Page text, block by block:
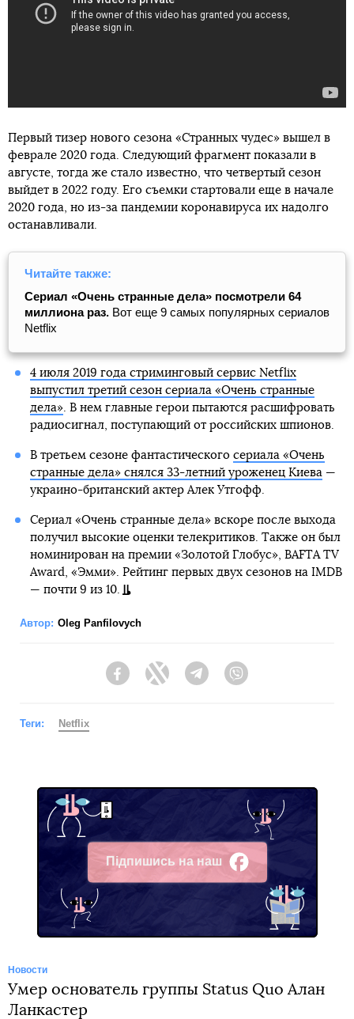
Первый тизер нового сезона «Странных чудес» вышел в
феврале 2020 года. Следующий фрагмент показали в
августе, тогда же стало известно, что четвертый сезон
выйдет в 2022 году. Его съемки стартовали еще в начале
2020 года, но из-за пандемии коронавируса их надолго
останавливали.
Читайте также:
Cериал «Очень странные дела» посмотрели 64
миллиона раз. Вот еще 9 самых популярных сериалов
Netflix
4 июля 2019 года стриминговый сервис Netflix
выпустил третий сезон сериала «Очень странные
дела». В нем главные герои пытаются расшифровать
радиосигнал, поступающий от российских шпионов.
В третьем сезоне фантастического сериала «Очень
странные дела» снялся 33-летний уроженец Киева —
украино-британский актер Алек Утгофф.
Сериал «Очень странные дела» вскоре после выхода
получил высокие оценки телекритиков. Также он был
номинирован на премии «Золотой Глобус», BAFTA TV
Award, «Эмми». Рейтинг первых двух сезонов на IMDB
— почти 9 из 10.
Автор: Oleg Panfilovych
FacebookTwitter Telegram
Теги: Netflix
Підпишись на наш
Facebook
Новости
Умер основатель группы Status Quo Алан
Ланкастер